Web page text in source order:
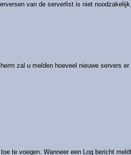
van de serverlist is niet noodzakelijk.
zal u melden hoeveel nieuwe servers er
te voegen. Wanneer een Log bericht